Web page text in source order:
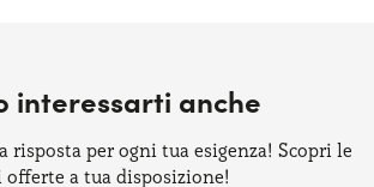
interessarti anche
risposta per ogni tua esigenza! Scopri le
a tua disposizione!